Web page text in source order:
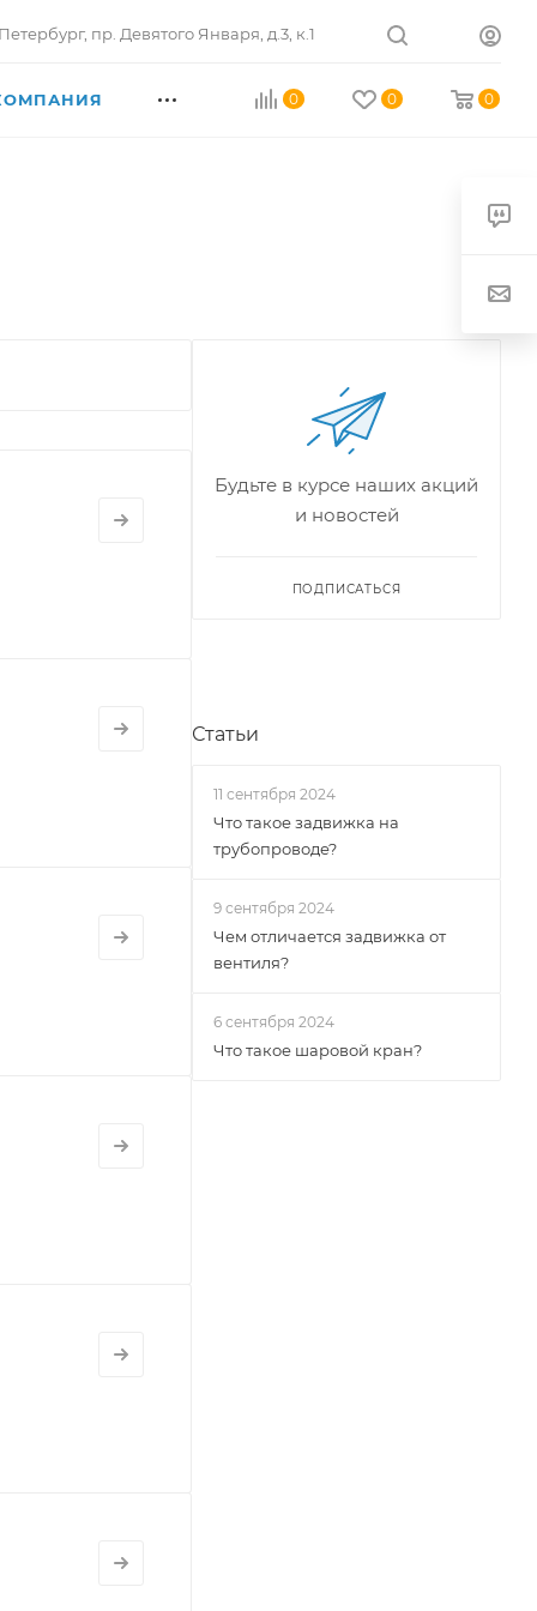
, пр. Девятого Января, д.3, к.1
0 0 0
Будьте в курсе наших акций
и новостей
ПОДПИСАТЬСЯ
Статьи
11 сентября 2024
Что такое задвижка на
трубопроводе?
9 сентября 2024
Чем отличается задвижка от
вентиля?
6 сентября 2024
Что такое шаровой кран?